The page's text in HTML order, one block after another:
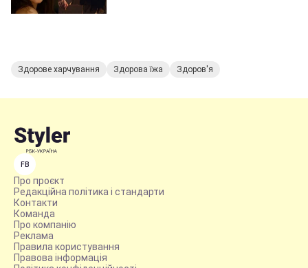
Здорове харчування Здорова їжа Здоров'я
FB
Про проєкт
Редакційна політика і стандарти
Контакти
Команда
Про компанію
Реклама
Правила користування
Правова інформація